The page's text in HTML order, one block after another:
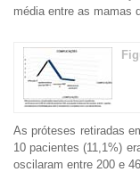
média entre as mamas
As próteses retiradas
10 pacientes (11,1%)
oscilaram entre 200 e